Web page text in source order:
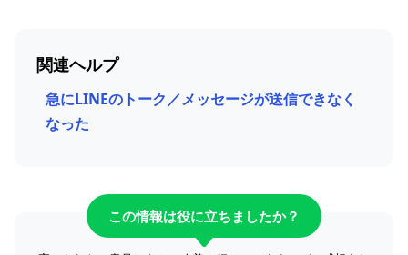
関連ヘルプ
急にLINEのトーク／メッセージが送信できなく
なった
この情報は役に立ちましたか？